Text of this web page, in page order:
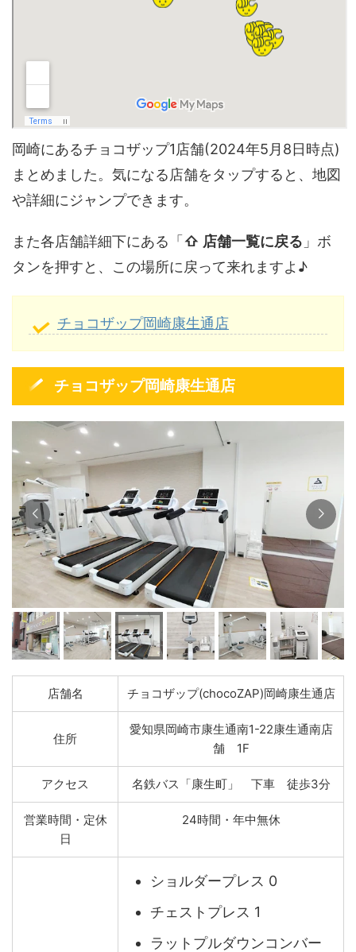
岡崎にあるチョコザップ1店舗(2024年5月8日時点)
まとめました。気になる店舗をタップすると、地図
や詳細にジャンプできます。
また各店舗詳細下にある「⇧ 店舗一覧に戻る 」ボ
タンを押すと、この場所に戻って来れますよ♪
チョコザップ岡崎康生通店
チョコザップ岡崎康生通店
店舗名 チョコザップ(chocoZAP)岡崎康生通店
住所
愛知県岡崎市康生通南1-22康生通南店
舗 1F
アクセス 名鉄バス「康生町」 下車 徒歩3分
営業時間・定休
日
24時間・年中無休
ショルダープレス 0
チェストプレス 1
ラットプルダウンコンバー